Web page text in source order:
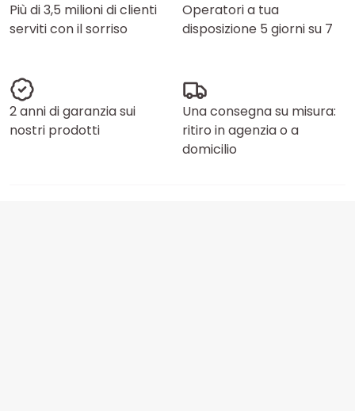
Più di 3,5 milioni di clienti
serviti con il sorriso
Operatori a tua
disposizione 5 giorni su 7
2 anni di garanzia sui
nostri prodotti
Una consegna su misura:
ritiro in agenzia o a
domicilio